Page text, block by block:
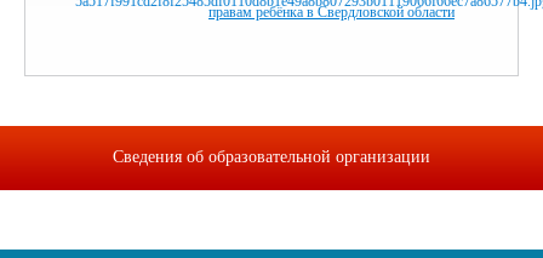
правам ребёнка в Свердловской области
Сведения об образовательной организации